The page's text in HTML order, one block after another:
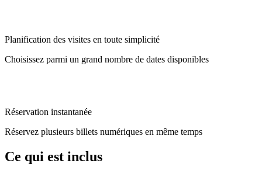
Planification des visites en toute simplicité
Choisissez parmi un grand nombre de dates disponibles
Réservation instantanée
Réservez plusieurs billets numériques en même temps
Ce qui est inclus